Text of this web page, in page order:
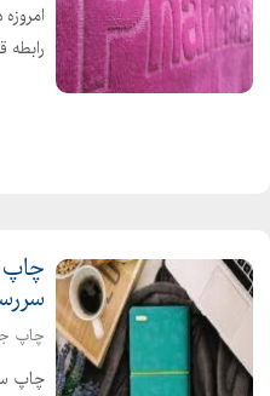
رابطه
و
چاپ
چاپ